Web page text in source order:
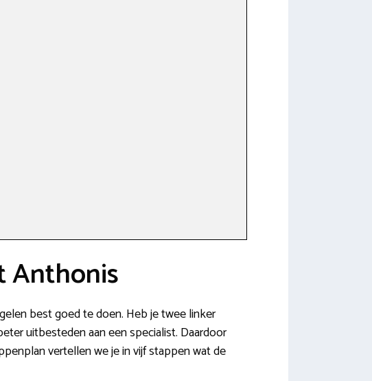
Anthonis
best goed te doen. Heb je twee linker
uitbesteden aan een specialist. Daardoor
vertellen we je in vijf stappen wat de